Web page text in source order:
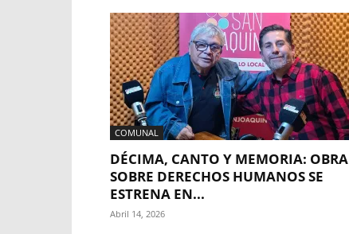
COMUNAL
DÉCIMA, CANTO Y MEMORIA: OBRA
SOBRE DERECHOS HUMANOS SE
ESTRENA EN...
Abril 14, 2026